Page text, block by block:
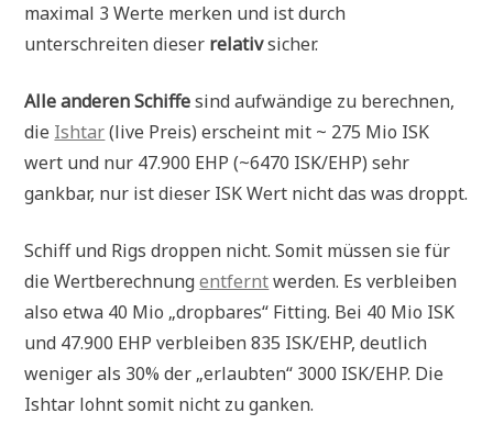
maximal 3 Werte merken und ist durch
unterschreiten dieser relativsicher.
Alle anderen Schiffesind aufwändige zu berechnen,
die Ishtar(live Preis) erscheint mit ~ 275 Mio ISK
wert und nur 47.900 EHP (~6470 ISK/EHP) sehr
gankbar, nur ist dieser ISK Wert nicht das was droppt.
Schiff und Rigs droppen nicht. Somit müssen sie für
die Wertberechnungentferntwerden. Es verbleiben
also etwa 40 Mio „dropbares“ Fitting. Bei 40 Mio ISK
und 47.900 EHP verbleiben 835 ISK/EHP, deutlich
weniger als 30% der „erlaubten“ 3000 ISK/EHP. Die
Ishtar lohnt somit nicht zu ganken.